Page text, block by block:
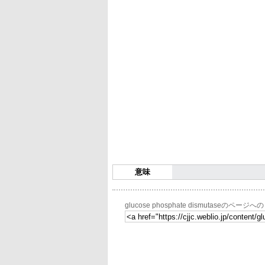
意味
glucose phosphate dismutaseのページへの